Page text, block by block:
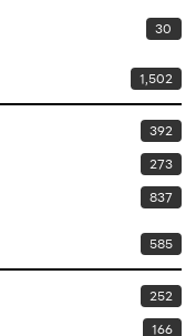
30
1,502
392
273
837
585
252
166